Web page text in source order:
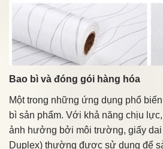
Bao bì và đóng gói hàng hóa
Một trong những ứng dụng phổ
bì sản phẩm. Với khả năng chịu
ảnh hưởng bởi môi trường, giấy dai
Duplex) thường được sử dụng để